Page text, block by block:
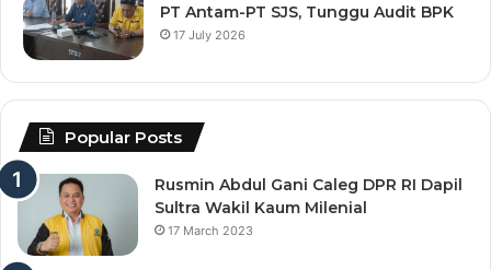
PT Antam-PT SJS, Tunggu Audit BPK
17 July 2026
Popular Posts
Rusmin Abdul Gani Caleg DPR RI Dapil
Sultra Wakil Kaum Milenial
17 March 2023